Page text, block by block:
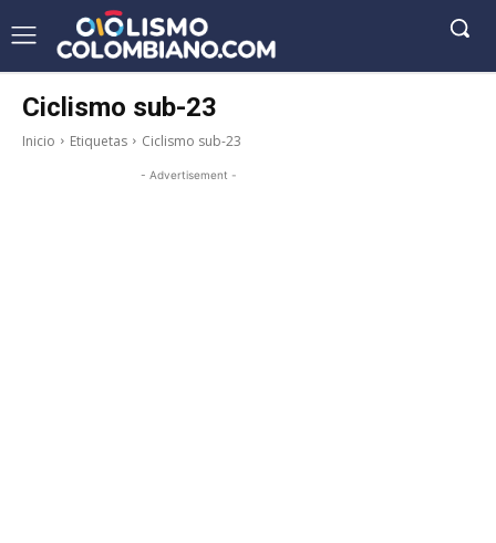
Ciclismo sub-23
Inicio Etiquetas Ciclismo sub-23
- Advertisement -